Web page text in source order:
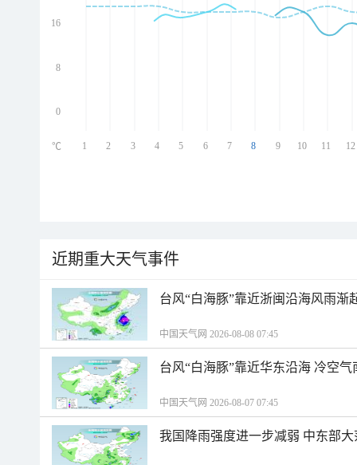
16
8
0
1 2 3 4 5 6 7 8 9 10 11 12
℃
近期重大天气事件
台风“白海豚”靠近浙闽沿海风雨渐
中国天气网 2026-08-08 07:45
台风“白海豚”靠近华东沿海 冷空
中国天气网 2026-08-07 07:45
我国降雨强度进一步减弱 中东部